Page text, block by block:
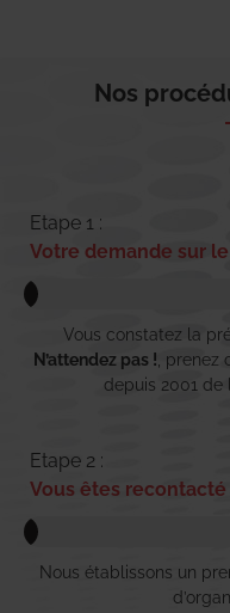
Nos
Etape 1 :
Votre demande sur
Vous constatez la
N’attendez pas ! ,
depuis 2001 de
Etape 2 :
Vous êtes recontacté
Nous établissons un